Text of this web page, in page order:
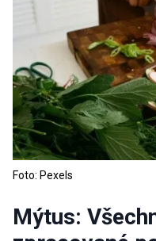
Foto: Pexels
Mýtus: